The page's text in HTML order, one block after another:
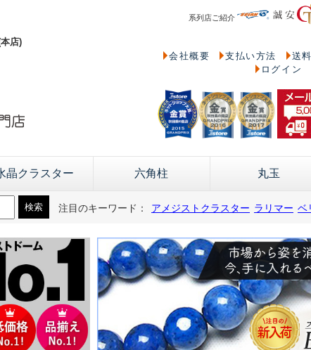
店)
系列店ご紹介
会社概要 支払い方法 送料
ログイン
晶クラスター 六角柱 丸玉
注目のキーワード： アメジストクラスター ラリマー ベ